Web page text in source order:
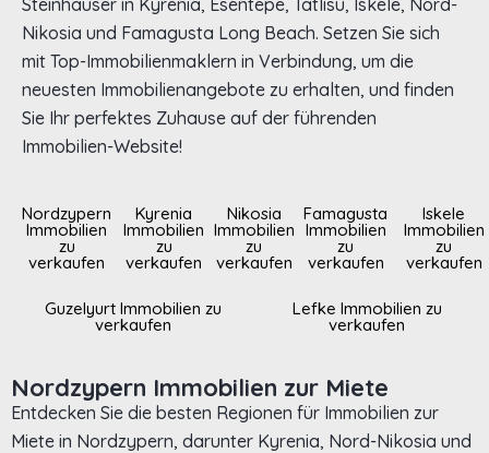
Steinhäuser in Kyrenia, Esentepe, Tatlisu, Iskele, Nord-
Nikosia und Famagusta Long Beach. Setzen Sie sich
mit Top-Immobilienmaklern in Verbindung, um die
neuesten Immobilienangebote zu erhalten, und finden
Sie Ihr perfektes Zuhause auf der führenden
Immobilien-Website!
Nordzypern
Immobilien
zu
verkaufen
Kyrenia
Immobilien
zu
verkaufen
Nikosia
Immobilien
zu
verkaufen
Famagusta
Immobilien
zu
verkaufen
Iskele
Immobilien
zu
verkaufen
Guzelyurt Immobilien zu
verkaufen
Lefke Immobilien zu
verkaufen
Nordzypern Immobilien zur Miete
Entdecken Sie die besten Regionen für Immobilien zur
Miete in Nordzypern, darunter Kyrenia, Nord-Nikosia und